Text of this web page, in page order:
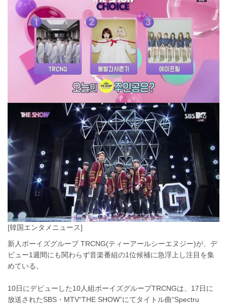
[韓国エンタメニュース]
新人ボーイズグループ TRCNG(ティーアールシーエヌジー)が、デ
ビュー1週間にも関わらず音楽番組の1位候補に急浮上し注目を集
めている。
10日にデビューした10人組ボーイズグループTRCNGは、17日に
放送されたSBS・MTV“THE SHOW”にてタイトル曲“Spectru